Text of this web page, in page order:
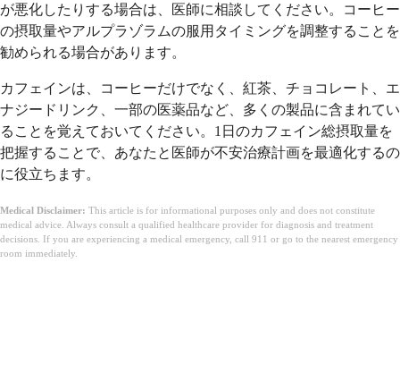
が悪化したりする場合は、医師に相談してください。コーヒー
の摂取量やアルプラゾラムの服用タイミングを調整することを
勧められる場合があります。
カフェインは、コーヒーだけでなく、紅茶、チョコレート、エ
ナジードリンク、一部の医薬品など、多くの製品に含まれてい
ることを覚えておいてください。1日のカフェイン総摂取量を
把握することで、あなたと医師が不安治療計画を最適化するの
に役立ちます。
Medical Disclaimer: This article is for informational purposes only and does not constitute
medical advice. Always consult a qualified healthcare provider for diagnosis and treatment
decisions. If you are experiencing a medical emergency, call 911 or go to the nearest emergency
room immediately.